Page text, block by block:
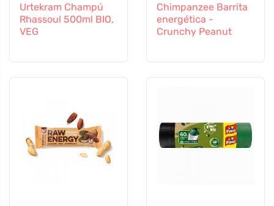
Urtekram Champú
Rhassoul 500ml BIO,
VEG
Chimpanzee Barrita
energética -
Crunchy Peanut